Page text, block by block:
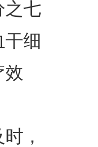
之七
细
效
，